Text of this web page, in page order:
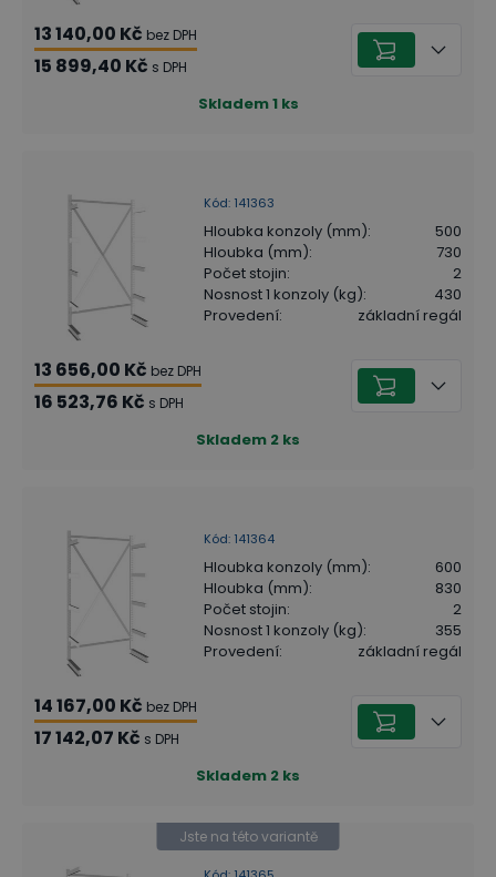
13 140,00 Kč bez DPH
15 899,40 Kč s DPH
Skladem1 ks
Kód: 141363
Hloubka konzoly (mm):
500
Hloubka (mm):
730
Počet stojin:
2
Nosnost 1 konzoly (kg):
430
Provedení: základní regál
13 656,00 Kč bez DPH
16 523,76 Kč s DPH
Skladem 2 ks
Kód: 141364
Hloubka konzoly (mm):
600
Hloubka (mm):
830
Počet stojin:
2
Nosnost 1 konzoly (kg):
355
Provedení: základní regál
14 167,00 Kč bez DPH
17 142,07 Kč s DPH
Skladem 2 ks
Jste na této variantě